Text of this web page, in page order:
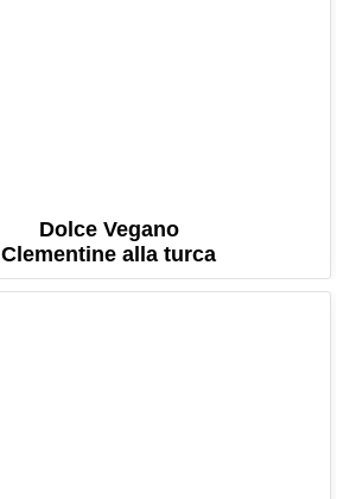
Dolce Vegano
Clementine alla turca